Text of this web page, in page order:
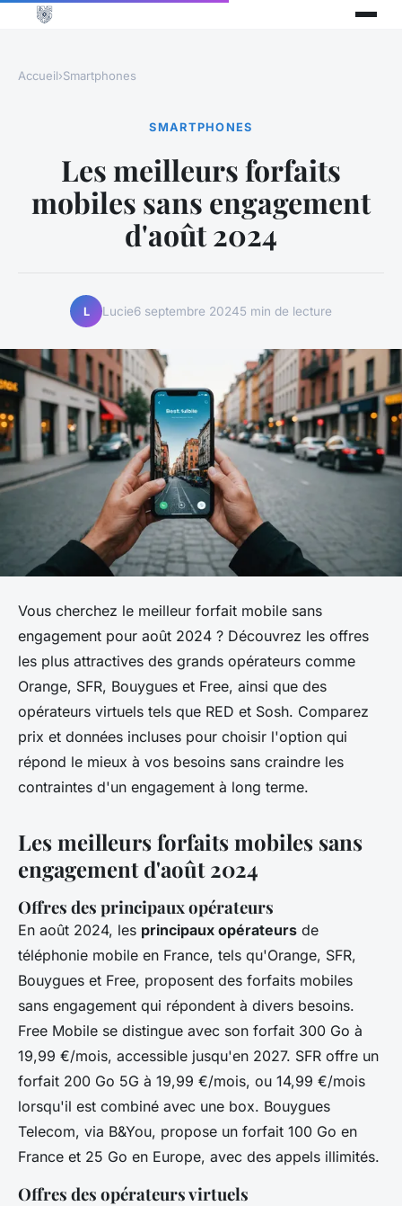
Accueil›Smartphones
SMARTPHONES
Les meilleurs forfaits
mobiles sans engagement
d'août 2024
L Lucie6 septembre 20245 min de lecture
Vous cherchez le meilleur forfait mobile sans
engagement pour août 2024 ? Découvrez les offres
les plus attractives des grands opérateurs comme
Orange, SFR, Bouygues et Free, ainsi que des
opérateurs virtuels tels que RED et Sosh. Comparez
prix et données incluses pour choisir l'option qui
répond le mieux à vos besoins sans craindre les
contraintes d'un engagement à long terme.
Les meilleurs forfaits mobiles sans
engagement d'août 2024
Offres des principaux opérateurs
En août 2024, les principaux opérateurs de
téléphonie mobile en France, tels qu'Orange, SFR,
Bouygues et Free, proposent des forfaits mobiles
sans engagement qui répondent à divers besoins.
Free Mobile se distingue avec son forfait 300 Go à
19,99 €/mois, accessible jusqu'en 2027. SFR offre un
forfait 200 Go 5G à 19,99 €/mois, ou 14,99 €/mois
lorsqu'il est combiné avec une box. Bouygues
Telecom, via B&You, propose un forfait 100 Go en
France et 25 Go en Europe, avec des appels illimités.
Offres des opérateurs virtuels